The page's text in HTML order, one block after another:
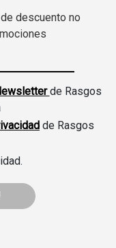
descuento no
de Rasgos
de Rasgos